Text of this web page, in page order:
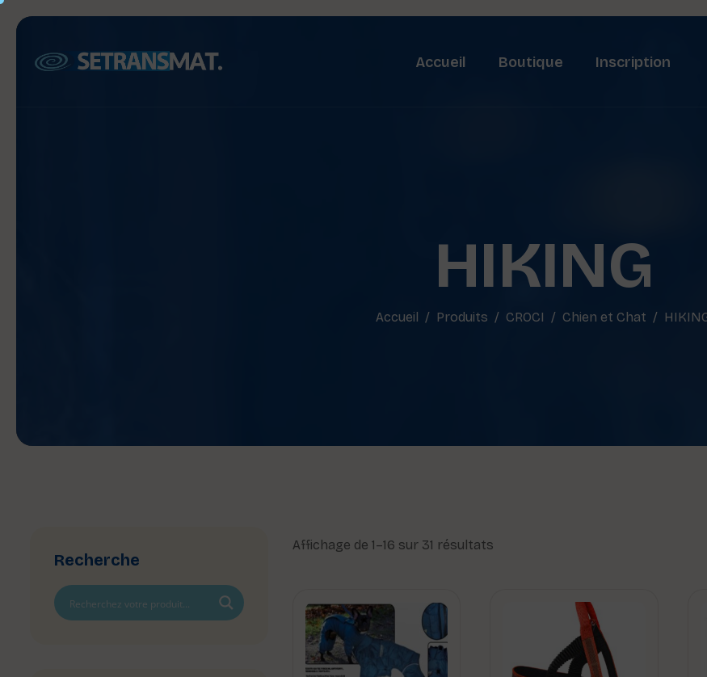
Accueil Boutique Inscription
HIKING
Accueil Produits CROCI Chien et Chat
Recherche
Affichage de 1–16 sur 31 résultats